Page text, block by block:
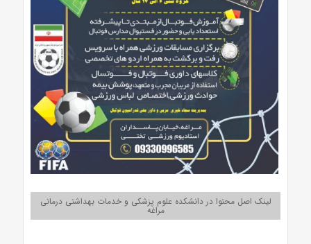
لینک اصل محتوا در دانشکده علوم پزشکی و خدمات بهداشتی درمانی
مراغه